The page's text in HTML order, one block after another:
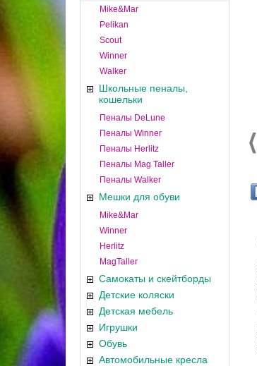
Mike&Mar
Pelikan
Scout
Winner
Walker
Школьные пеналы,
кошельки
Пеналы DeLune
Пеналы Winner
Пеналы Herlitz
Пеналы Mag Taller
Пеналы Walker
Мешки для обуви
Mike&Mar
Winner
Herlitz
MagTaller
Самокаты и скейтборды
Детские коляски
Детская мебель
Игрушки
Обувь
Автомобильные кресла